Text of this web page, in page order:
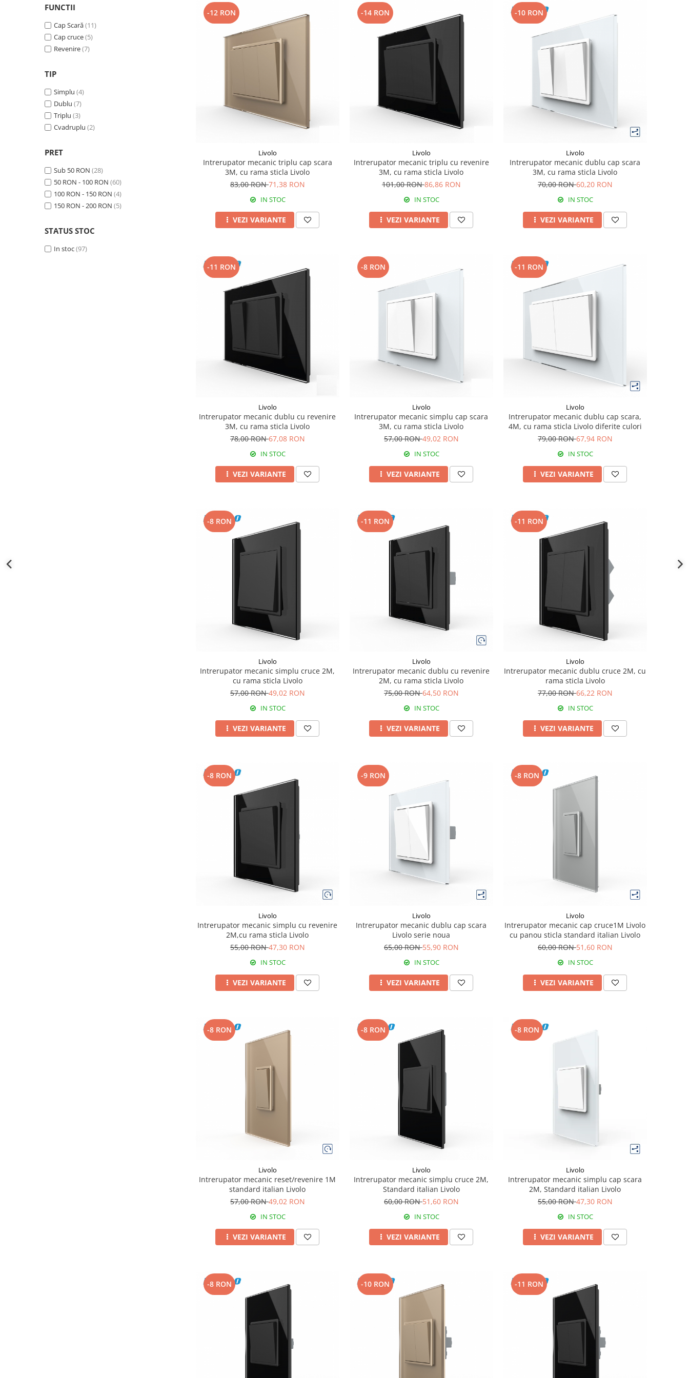
FUNCTII
Cap Scară(11)
Cap cruce(5)
Revenire(7)
TIP
Simplu (4)
Dublu (7)
Triplu (3)
Cvadruplu (2)
PRET
Sub 50 RON (28)
50 RON - 100 RON (60)
100 RON - 150 RON (4)
150 RON - 200 RON (5)
STATUS STOC
In stoc(97)
-12 RON
Livolo
Intrerupator mecanic triplu cap scara
3M, cu rama sticla Livolo
83,00 RON71,38 RON
IN STOC
VEZI VARIANTE
-14 RON
Livolo
Intrerupator mecanic triplu cu revenire
3M, cu rama sticla Livolo
101,00 RON86,86 RON
IN STOC
VEZI VARIANTE
-10 RON
Livolo
Intrerupator mecanic dublu cap scara
3M, cu rama sticla Livolo
70,00 RON60,20 RON
IN STOC
VEZI VARIANTE
-11 RON
Livolo
Intrerupator mecanic dublu cu revenire
3M, cu rama sticla Livolo
78,00 RON67,08 RON
IN STOC
VEZI VARIANTE
-8 RON
Livolo
Intrerupator mecanic simplu cap scara
3M, cu rama sticla Livolo
57,00 RON49,02 RON
IN STOC
VEZI VARIANTE
-11 RON
Livolo
Intrerupator mecanic dublu cap scara,
4M, cu rama sticla Livolo diferite culori
79,00 RON67,94 RON
IN STOC
VEZI VARIANTE
-8 RON
Livolo
Intrerupator mecanic simplu cruce 2M,
cu rama sticla Livolo
57,00 RON49,02 RON
IN STOC
VEZI VARIANTE
-11 RON
Livolo
Intrerupator mecanic dublu cu revenire
2M, cu rama sticla Livolo
75,00 RON64,50 RON
IN STOC
VEZI VARIANTE
-11 RON
Livolo
Intrerupator mecanic dublu cruce 2M, cu
rama sticla Livolo
77,00 RON66,22 RON
IN STOC
VEZI VARIANTE
-8 RON
Livolo
Intrerupator mecanic simplu cu revenire
2M,cu rama sticla Livolo
55,00 RON47,30 RON
IN STOC
VEZI VARIANTE
-9 RON
Livolo
Intrerupator mecanic dublu cap scara
Livolo serie noua
65,00 RON55,90 RON
IN STOC
VEZI VARIANTE
-8 RON
Livolo
Intrerupator mecanic cap cruce1M Livolo
cu panou sticla standard italian Livolo
60,00 RON51,60 RON
IN STOC
VEZI VARIANTE
-8 RON
Livolo
Intrerupator mecanic reset/revenire 1M
standard italian Livolo
57,00 RON49,02 RON
IN STOC
VEZI VARIANTE
-8 RON
Livolo
Intrerupator mecanic simplu cruce 2M,
Standard italian Livolo
60,00 RON51,60 RON
IN STOC
VEZI VARIANTE
-8 RON
Livolo
Intrerupator mecanic simplu cap scara
2M, Standard italian Livolo
55,00 RON47,30 RON
IN STOC
VEZI VARIANTE
-8 RON -10 RON -11 RON